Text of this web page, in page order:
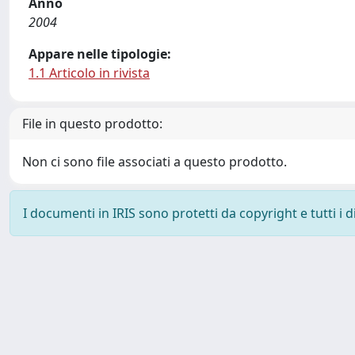
2004
Appare nelle tipologie:
1.1 Articolo in rivista
File in questo prodotto:
Non ci sono file associati a questo prodotto.
I documenti in IRIS sono protetti da copyright e tutti i